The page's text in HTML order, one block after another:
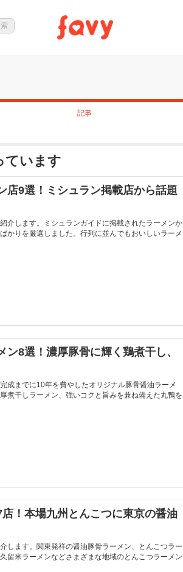
記事
ています
店9選！ミシュラン掲載店から話題
介します。ミシュランガイドに掲載されたラーメンか
かりを厳選しました。行列に並んでもおいしいラーメ
8選！濃厚豚骨に輝く鶏煮干し、
成までに10年を費やしたオリジナル豚骨醤油ラーメ
煮干しラーメン、強いコクと旨みを兼ね備えた丸鴨を
！本場九州とんこつに東京の醤油
します。関東発祥の醤油豚骨ラーメン、とんこつラー
留米ラーメンなどさまざまな地域のとんこつラーメン